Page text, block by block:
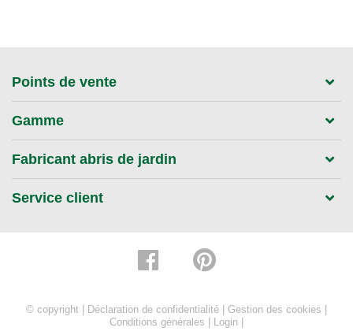
Points de vente
Gamme
Fabricant abris de jardin
Service client
© copyright | Déclaration de confidentialité Gestion des cookies
Conditions générales
Login